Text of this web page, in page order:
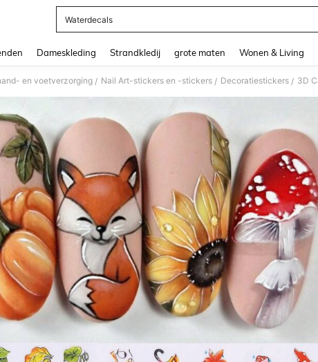
Waterdecals
Dameskleding Strandkledij grote maten Wonen & Living
en voetverzorging / Nail Art-stickers en -stickers / Decoratiestickers /